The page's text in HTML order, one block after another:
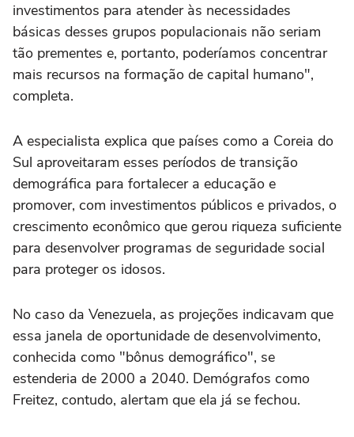
investimentos para atender às necessidades
básicas desses grupos populacionais não seriam
tão prementes e, portanto, poderíamos concentrar
mais recursos na formação de capital humano",
completa.
A especialista explica que países como a Coreia do
Sul aproveitaram esses períodos de transição
demográfica para fortalecer a educação e
promover, com investimentos públicos e privados, o
crescimento econômico que gerou riqueza suficiente
para desenvolver programas de seguridade social
para proteger os idosos.
No caso da Venezuela, as projeções indicavam que
essa janela de oportunidade de desenvolvimento,
conhecida como "bônus demográfico", se
estenderia de 2000 a 2040. Demógrafos como
Freitez, contudo, alertam que ela já se fechou.